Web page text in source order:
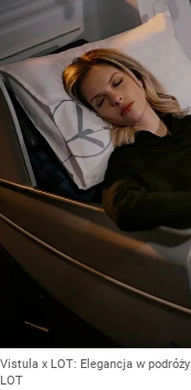
Vistula x LOT: Elegancja w podróży
LOT